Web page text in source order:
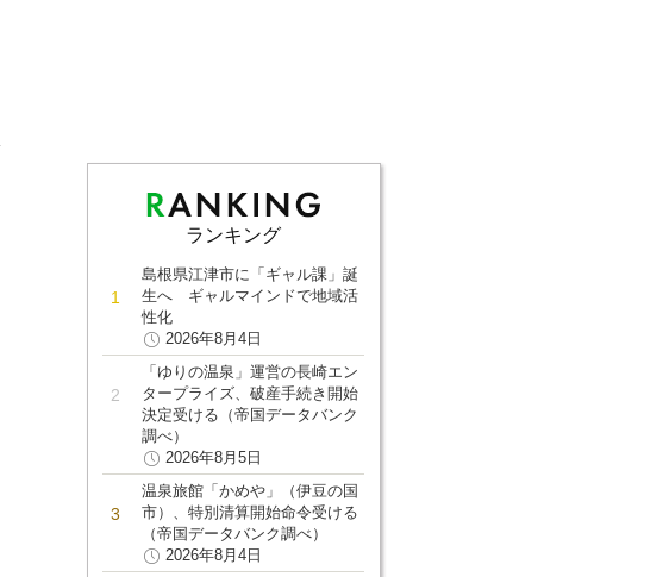
ランキング
島根県江津市に「ギャル課」誕
生へ ギャルマインドで地域活
性化
2026年8月4日
「ゆりの温泉」運営の長崎エン
タープライズ、破産手続き開始
決定受ける（帝国データバンク
調べ）
2026年8月5日
温泉旅館「かめや」（伊豆の国
市）、特別清算開始命令受ける
（帝国データバンク調べ）
2026年8月4日